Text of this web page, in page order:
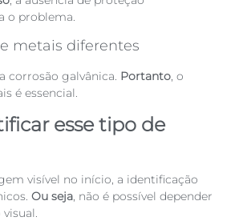
o problema.
metais diferentes
corrosão galvânica. Portanto, o
é essencial.
esse tipo de
visível no início, a identificação
Ou seja , não é possível depender